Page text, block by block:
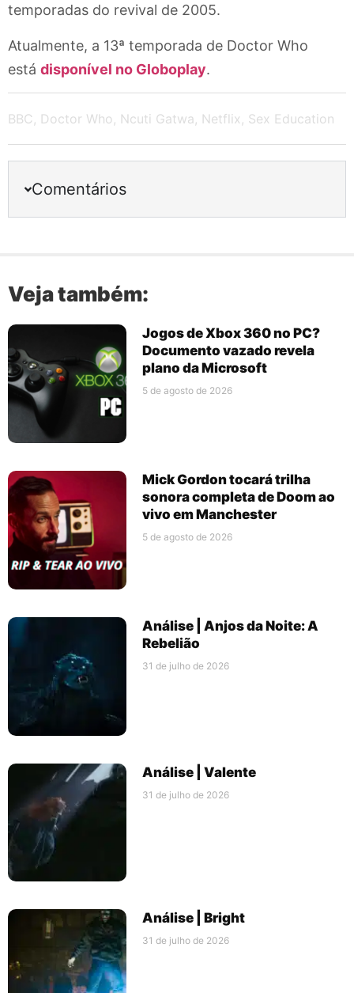
temporadas do revival de 2005.
Atualmente, a 13ª temporada de Doctor Who
está disponível no Globoplay.
BBC , Doctor Who , Ncuti Gatwa, Netflix , Sex Education
Comentários
Veja também:
Jogos de Xbox 360 no PC?
Documento vazado revela
plano da Microsoft
5 de agosto de 2026
Mick Gordon tocará trilha
sonora completa de Doom ao
vivo em Manchester
5 de agosto de 2026
Análise | Anjos da Noite: A
Rebelião
31 de julho de 2026
Análise | Valente
31 de julho de 2026
Análise | Bright
31 de julho de 2026